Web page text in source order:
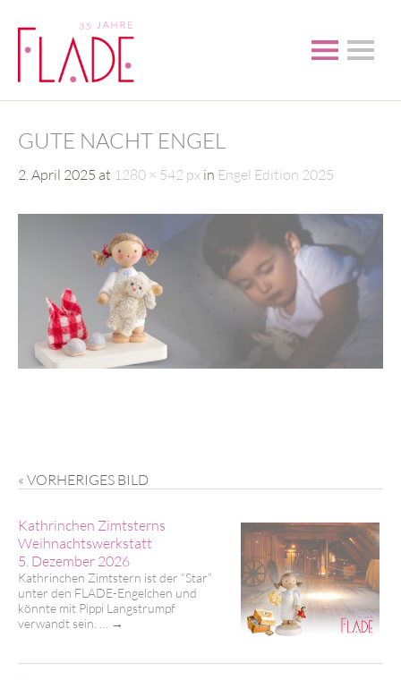
GUTE NACHT ENGEL
2. April 2025 at 1280 × 542 px in Engel Edition 2025
« VORHERIGES BILD
Kathrinchen Zimtsterns
Weihnachtswerkstatt
5. Dezember 2026
Kathrinchen Zimtstern ist der “Star”
unter den FLADE-Engelchen und
könnte mit Pippi Langstrumpf
verwandt sein. …
→